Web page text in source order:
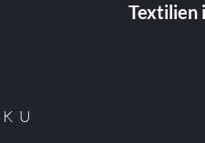
Textilien